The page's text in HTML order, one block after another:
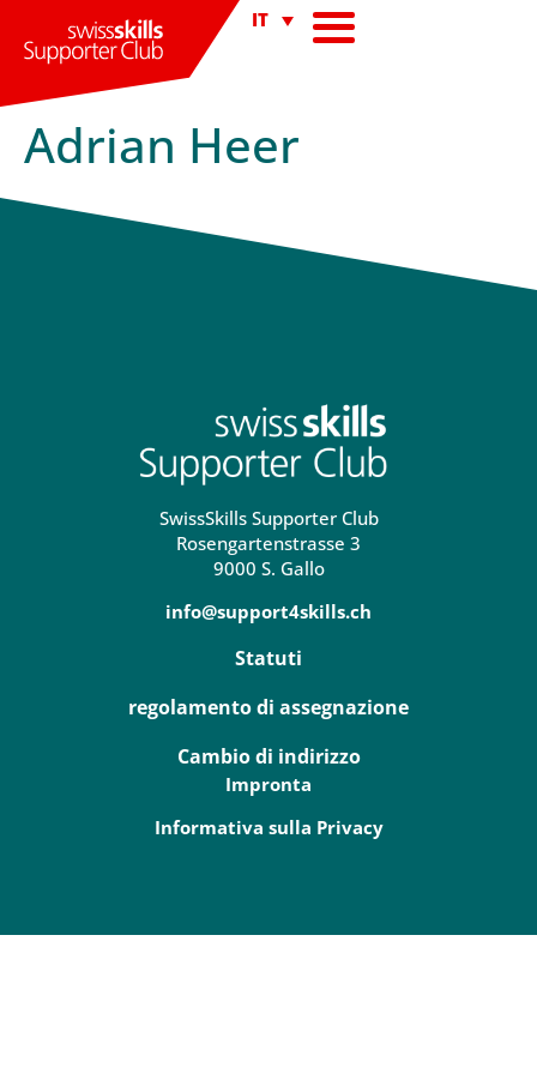
IT
Adrian Heer
SwissSkills Supporter Club
Rosengartenstrasse 3
9000 S. Gallo
info@support4skills.ch
Statuti
regolamento di assegnazione
Cambio di indirizzo
Impronta
Informativa sulla Privacy